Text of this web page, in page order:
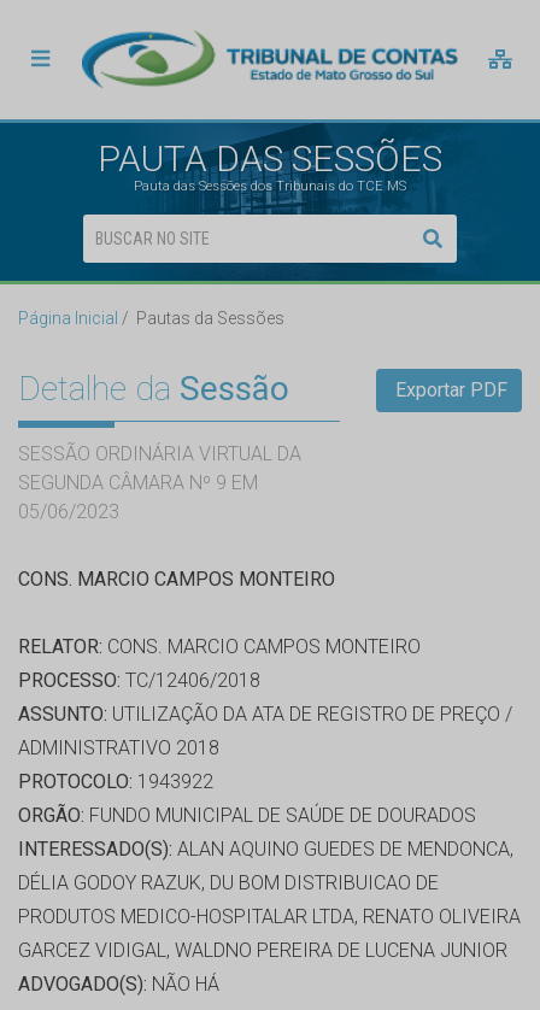
PAUTA DAS SESSÕES
Pauta das Sessões dos Tribunais do TCE MS
Página Inicial Pautas da Sessões
Detalhe da Sessão
SESSÃO ORDINÁRIA VIRTUAL DA
SEGUNDA CÂMARA Nº 9 EM
05/06/2023
Exportar PDF
CONS. MARCIO CAMPOS MONTEIRO
RELATOR: CONS. MARCIO CAMPOS MONTEIRO
PROCESSO: TC/12406/2018
ASSUNTO: UTILIZAÇÃO DA ATA DE REGISTRO DE PREÇO /
ADMINISTRATIVO 2018
PROTOCOLO: 1943922
ORGÃO: FUNDO MUNICIPAL DE SAÚDE DE DOURADOS
INTERESSADO(S): ALAN AQUINO GUEDES DE MENDONCA,
DÉLIA GODOY RAZUK, DU BOM DISTRIBUICAO DE
PRODUTOS MEDICO-HOSPITALAR LTDA, RENATO OLIVEIRA
GARCEZ VIDIGAL, WALDNO PEREIRA DE LUCENA JUNIOR
ADVOGADO(S): NÃO HÁ